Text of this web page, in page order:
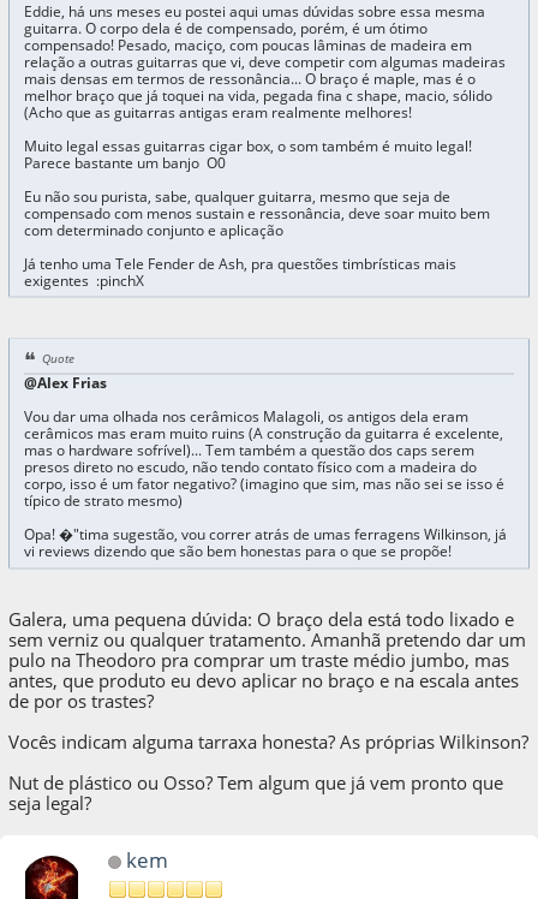
Eddie, há uns meses eu postei aqui umas dúvidas sobre essa mesma
guitarra. O corpo dela é de compensado, porém, é um ótimo
compensado! Pesado, maciço, com poucas lâminas de madeira em
relação a outras guitarras que vi, deve competir com algumas madeiras
mais densas em termos de ressonância... O braço é maple, mas é o
melhor braço que já toquei na vida, pegada fina c shape, macio, sólido
(Acho que as guitarras antigas eram realmente melhores!
Muito legal essas guitarras cigar box, o som também é muito legal!
Parece bastante um banjo O0
Eu não sou purista, sabe, qualquer guitarra, mesmo que seja de
compensado com menos sustain e ressonância, deve soar muito bem
com determinado conjunto e aplicação
Já tenho uma Tele Fender de Ash, pra questões timbrísticas mais
exigentes :pinchX
Quote
@Alex Frias
Vou dar uma olhada nos cerâmicos Malagoli, os antigos dela eram
cerâmicos mas eram muito ruins (A construção da guitarra é excelente,
mas o hardware sofrível)... Tem também a questão dos caps serem
presos direto no escudo, não tendo contato físico com a madeira do
corpo, isso é um fator negativo? (imagino que sim, mas não sei se isso é
típico de strato mesmo)
Opa! �"tima sugestão, vou correr atrás de umas ferragens Wilkinson, já
vi reviews dizendo que são bem honestas para o que se propõe!
Galera, uma pequena dúvida: O braço dela está todo lixado e
sem verniz ou qualquer tratamento. Amanhã pretendo dar um
pulo na Theodoro pra comprar um traste médio jumbo, mas
antes, que produto eu devo aplicar no braço e na escala antes
de por os trastes?
Vocês indicam alguma tarraxa honesta? As próprias Wilkinson?
Nut de plástico ou Osso? Tem algum que já vem pronto que
seja legal?
kem